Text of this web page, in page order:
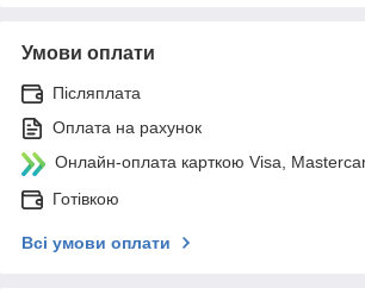
Умови оплати
Післяплата
Оплата на рахунок
Онлайн-оплата карткою Visa,
Готівкою
Всі умови оплати